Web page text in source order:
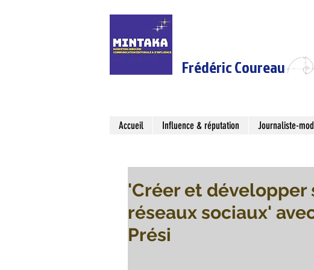
Frédéric Coureau
Accueil Influence & réputation Journaliste-
'Créer et développer
réseaux sociaux'
Prési